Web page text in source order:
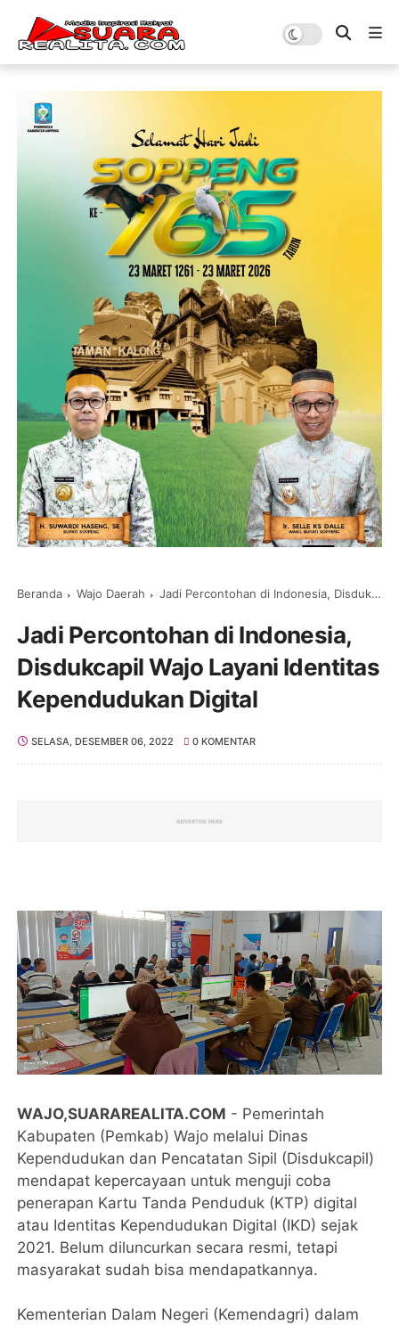
Beranda Wajo Daerah Jadi Percontohan di Indonesia, Disdukcapil Wajo Layani Identitas Kependudukan Digital
Jadi Percontohan di Indonesia,
Disdukcapil Wajo Layani Identitas
Kependudukan Digital
SELASA, DESEMBER 06, 2022 0 KOMENTAR
WAJO,SUARAREALITA.COM - Pemerintah
Kabupaten (Pemkab) Wajo melalui Dinas
Kependudukan dan Pencatatan Sipil (Disdukcapil)
mendapat kepercayaan untuk menguji coba
penerapan Kartu Tanda Penduduk (KTP) digital
atau Identitas Kependudukan Digital (IKD) sejak
2021. Belum diluncurkan secara resmi, tetapi
masyarakat sudah bisa mendapatkannya.
Kementerian Dalam Negeri (Kemendagri) dalam